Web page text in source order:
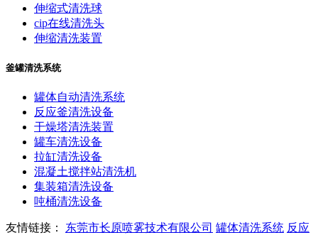
伸缩式清洗球
cip在线清洗头
伸缩清洗装置
釜罐清洗系统
罐体自动清洗系统
反应釜清洗设备
干燥塔清洗装置
罐车清洗设备
拉缸清洗设备
混凝土搅拌站清洗机
集装箱清洗设备
吨桶清洗设备
友情链接： 东莞市长原喷雾技术有限公司 罐体清洗系统 反应